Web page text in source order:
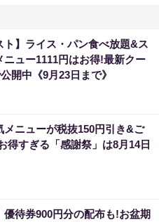
ト】ライス・パン食べ放題&ス
ニュー1111円はお得!最新クー
開中《9月23日まで》
メニューが税抜150円引き&ご
得すぎる「感謝祭」は8月14日
優待券900円分の配布も!お盆期